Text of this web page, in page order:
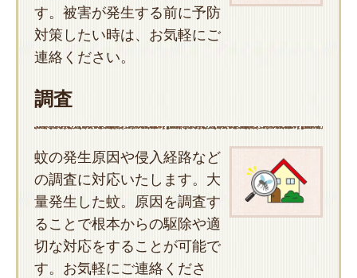
す。被害が発生する前に予防
対策したい時は、お気軽にご
連絡ください。
調査
蚊の発生原因や侵入経路など
の調査に対応いたします。大
量発生した蚊。原因を調査す
ることで根本からの駆除や適
切な対応をすることが可能で
す。お気軽にご連絡くださ